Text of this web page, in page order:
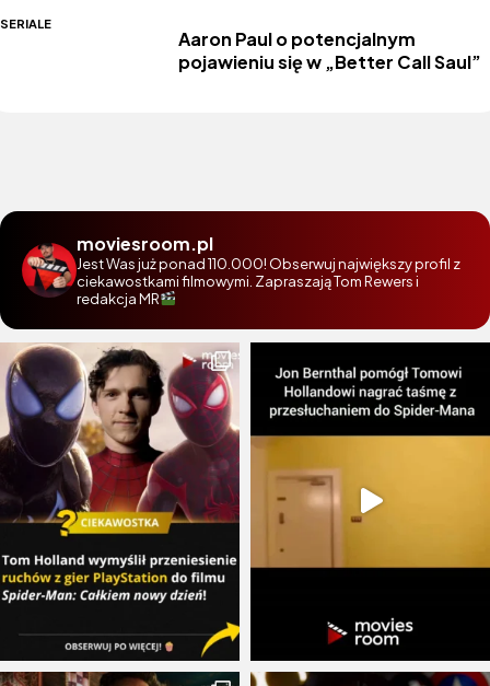
SERIALE
Aaron Paul o potencjalnym
pojawieniu się w „Better Call Saul”
moviesroom.pl
Jest Was już ponad 110.000! Obserwuj największy profil z
ciekawostkami filmowymi. Zapraszają Tom Rewers i
redakcja MR